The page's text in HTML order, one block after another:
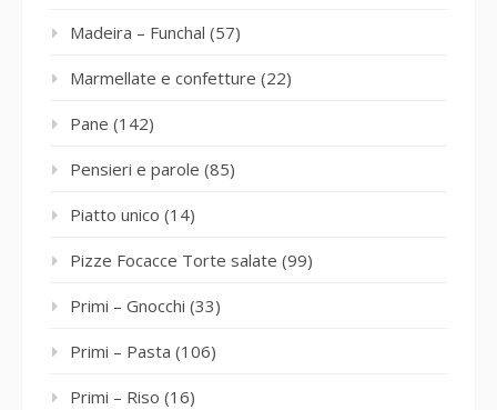
Madeira – Funchal (57)
Marmellate e confetture (22)
Pane (142)
Pensieri e parole (85)
Piatto unico (14)
Pizze Focacce Torte salate (99)
Primi – Gnocchi (33)
Primi – Pasta (106)
Primi – Riso (16)